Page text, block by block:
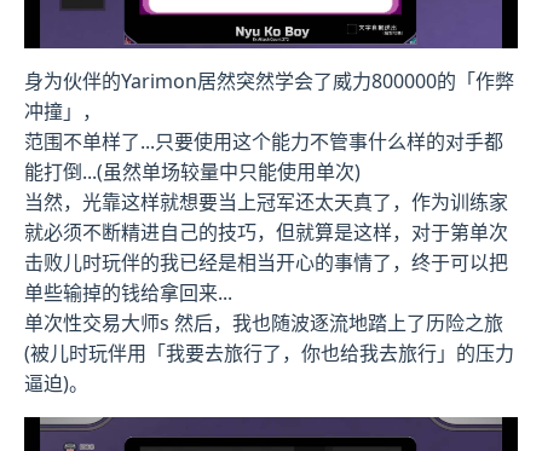
身为伙伴的Yarimon居然突然学会了威力800000的「作弊
冲撞」，
范围不单样了...只要使用这个能力不管事什么样的对手都
能打倒...(虽然单场较量中只能使用单次)
当然，光靠这样就想要当上冠军还太天真了，作为训练家
就必须不断精进自己的技巧，但就算是这样，对于第单次
击败儿时玩伴的我已经是相当开心的事情了，终于可以把
单些输掉的钱给拿回来...
单次性交易大师s 然后，我也随波逐流地踏上了历险之旅
(被儿时玩伴用「我要去旅行了，你也给我去旅行」的压力
逼迫)。